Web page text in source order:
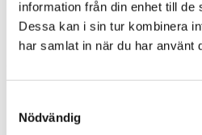
information från din enhet till
Dessa kan i sin tur kombinera
har samlat in när du har använt
Nödvändig
Infiltration
Hög skyddsnivå
Avlopp för fritidshus
Kontakt
Integritetspolicy